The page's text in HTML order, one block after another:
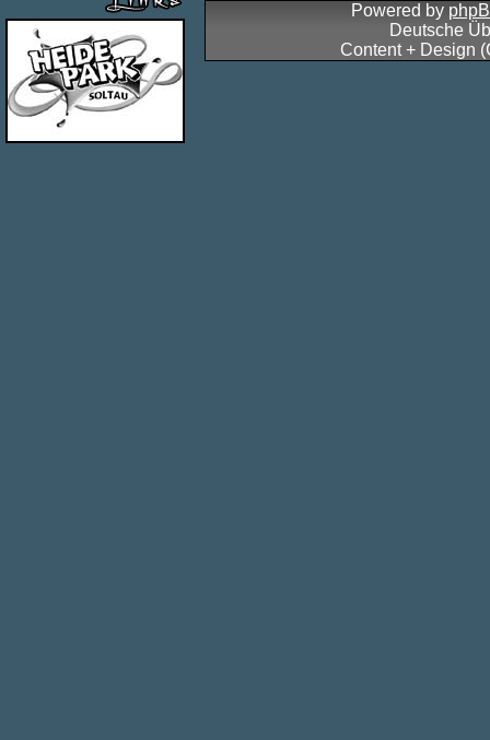
Powered by
Deutsche
Content + Design